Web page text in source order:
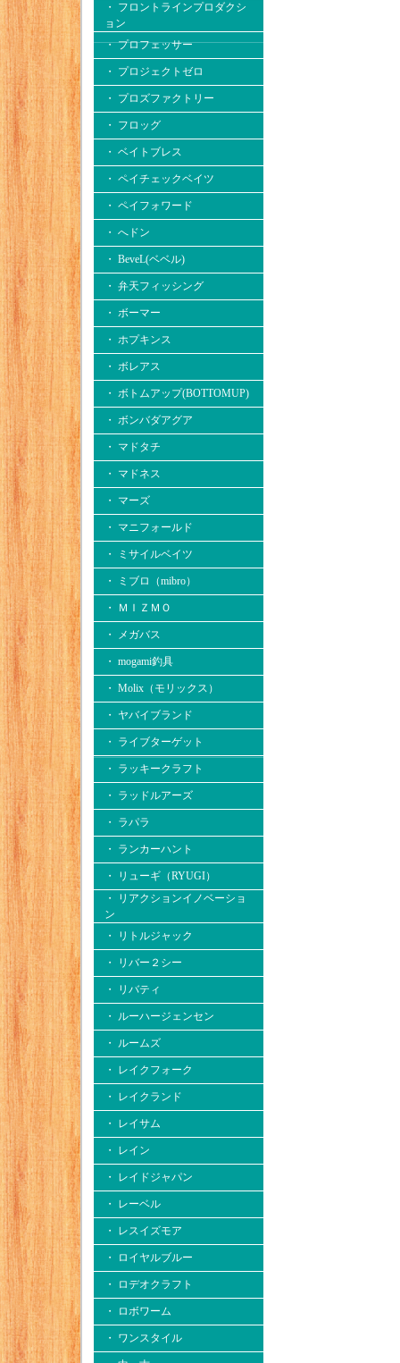
・ フロントラインプロダクシ
ョン
・ プロフェッサー
・ プロジェクトゼロ
・ プロズファクトリー
・ フロッグ
・ ベイトブレス
・ ペイチェックベイツ
・ ペイフォワード
・ へドン
・ BeveL(ベベル)
・ 弁天フィッシング
・ ボーマー
・ ホプキンス
・ ボレアス
・ ボトムアップ(BOTTOMUP)
・ ボンバダアグア
・ マドタチ
・ マドネス
・ マーズ
・ マニフォールド
・ ミサイルベイツ
・ ミブロ（mibro）
・ ＭＩＺＭＯ
・ メガバス
・ mogami釣具
・ Molix（モリックス）
・ ヤバイブランド
・ ライブターゲット
・ ラッキークラフト
・ ラッドルアーズ
・ ラパラ
・ ランカーハント
・ リューギ（RYUGI）
・ リアクションイノベーショ
ン
・ リトルジャック
・ リバー２シー
・ リバティ
・ ルーハージェンセン
・ ルームズ
・ レイクフォーク
・ レイクランド
・ レイサム
・ レイン
・ レイドジャパン
・ レーベル
・ レスイズモア
・ ロイヤルブルー
・ ロデオクラフト
・ ロボワーム
・ ワンスタイル